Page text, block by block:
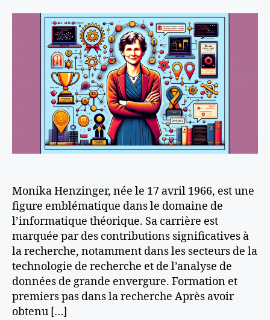
Monika Henzinger, née le 17 avril 1966, est une
figure emblématique dans le domaine de
l’informatique théorique. Sa carrière est
marquée par des contributions significatives à
la recherche, notamment dans les secteurs de la
technologie de recherche et de l’analyse de
données de grande envergure​​​​​​. Formation et
premiers pas dans la recherche Après avoir
obtenu […]